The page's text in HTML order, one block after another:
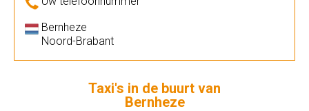
Bernheze
Noord-Brabant
Taxi's in de buurt van
Bernheze